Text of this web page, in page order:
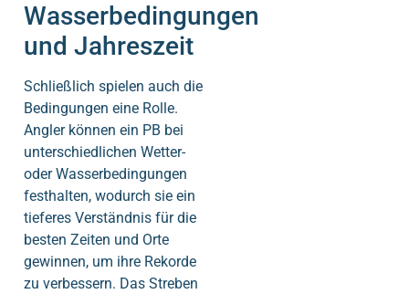
Wasserbedingungen
und Jahreszeit
Schließlich spielen auch die
Bedingungen eine Rolle.
Angler können ein PB bei
unterschiedlichen Wetter-
oder Wasserbedingungen
festhalten, wodurch sie ein
tieferes Verständnis für die
besten Zeiten und Orte
gewinnen, um ihre Rekorde
zu verbessern. Das Streben